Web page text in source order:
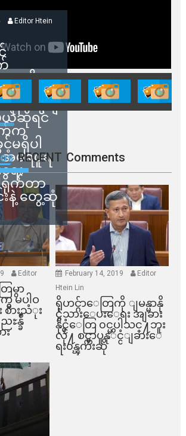
Editor Htein
တွေကို
တာဝန်ရှိ
န်တွေချ
ယ်ဆိုရင်
က
ရှိပါ
မရပူရ
ေး
ရိုက်တာ
းနဲ့ တွေ့ဆုံ
RECENT Comments
Editor
မွာ
မပါဝ
ားသံုး
ႊန္ခ်ဳ
း
February 14, 2019
Editor
Htein Lin
ရိုဟင္ဂ်ာေတြကို ျမန္မာနို
င္ငံသားေပးေရး အျခား
နိုင္ငံေတြ ၀င္မပါသင္႔ဘူး
လို႔ စင္ကာပူနုိင္ငံျခားေ
ရး၀န္ၾကီးဆို